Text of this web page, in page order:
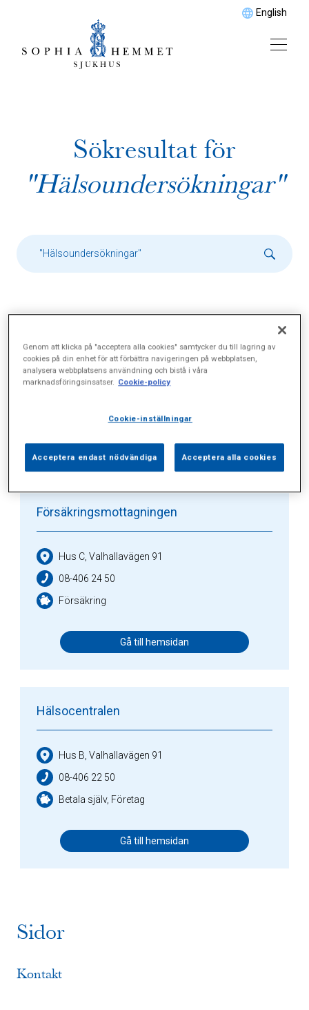
English
Sökresultat för
"Hälsoundersökningar"
Alla (7) Vårdgivare (2) Specialister (0)
Sidor (1) Press (2) Sophianytt (1)
Vårdgivare
Försäkringsmottagningen
Hus C, Valhallavägen 91
08-406 24 50
Försäkring
Gå till hemsidan
Hälsocentralen
Hus B, Valhallavägen 91
08-406 22 50
Betala själv, Företag
Gå till hemsidan
Sidor
Kontakt
Genom att klicka på "acceptera alla cookies" samtycker du till lagring av
cookies på din enhet för att förbättra navigeringen på webbplatsen,
analysera webbplatsens användning och bistå i våra
marknadsföringsinsatser. Cookie-policy
Cookie-inställningar
Acceptera endast nödvändiga Acceptera alla cookies